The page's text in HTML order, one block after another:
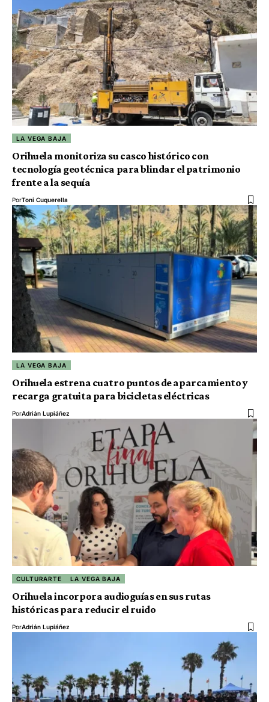
LA VEGA BAJA
Orihuela monitoriza su casco histórico con
tecnología geotécnica para blindar el patrimonio
frente a la sequía
PorToni Cuquerella
LA VEGA BAJA
Orihuela estrena cuatro puntos de aparcamiento y
recarga gratuita para bicicletas eléctricas
PorAdrián Lupiáñez
CULTURARTE LA VEGA BAJA
Orihuela incorpora audioguías en sus rutas
históricas para reducir el ruido
PorAdrián Lupiáñez